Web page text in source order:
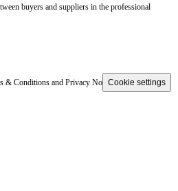
buyers and suppliers in the professional
& Conditions and Privacy NoticeCookie settings